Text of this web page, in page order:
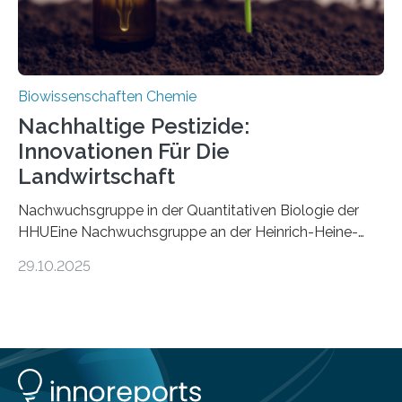
Biowissenschaften Chemie
Nachhaltige Pestizide:
Innovationen Für Die
Landwirtschaft
Nachwuchsgruppe in der Quantitativen Biologie der
HHUEine Nachwuchsgruppe an der Heinrich-Heine-
fünf Jahren erforschen, wie Bakterien auf
Insektenblume. Das Bundesministerium für Forschung,
Technologie und Raumfahrt (BMFTR) fördert das
29.10.2025